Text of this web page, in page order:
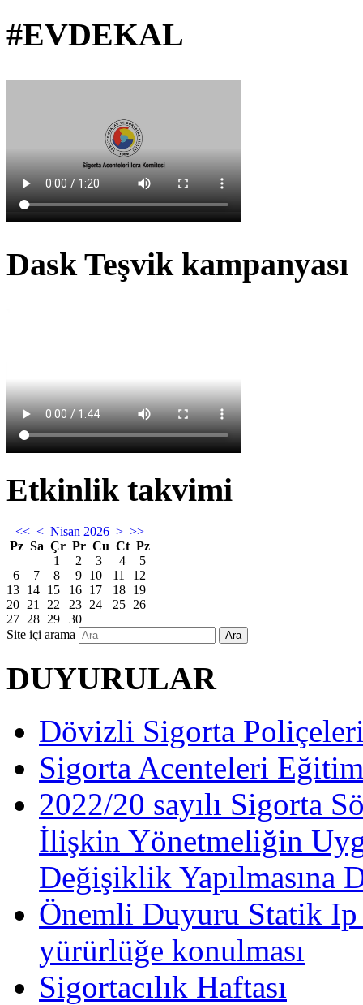
#EVDEKAL
Dask Teşvik kampanyası
Etkinlik takvimi
<< < Nisan 2026 > >>
Pz Sa Çr Pr Cu Ct Pz
1
2 3 4
5
6
7 8 9 10 11
12
13 14 15 16 17 18 19
20 21 22 23 24 25 26
27 28 29
30
Site içi arama
Ara
DUYURULAR
Dövizli Sigorta
Sigorta Acenteleri
2022/20 sayılı Sigorta
İlişkin Yönetmeliğin
Değişiklik Yapılmasına
Önemli Duyuru Statik Ip
yürürlüğe konulması
Sigortacılık Haftası